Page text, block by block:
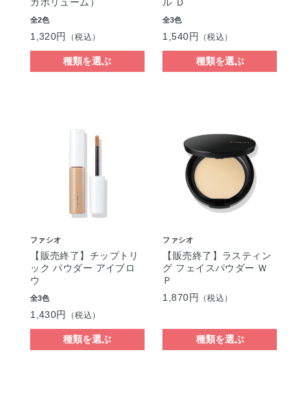
全2色
1,320円 （税込）
種類を選ぶ
全3色
1,540円 （税込）
種類を選ぶ
ファシオ
【販売終了】チップトリ
ック パウダー アイブロ
ウ
全3色
1,430円 （税込）
種類を選ぶ
ファシオ
【販売終了】ラスティン
グ フェイスパウダー Ｗ
Ｐ
1,870円
（税込）
種類を選ぶ